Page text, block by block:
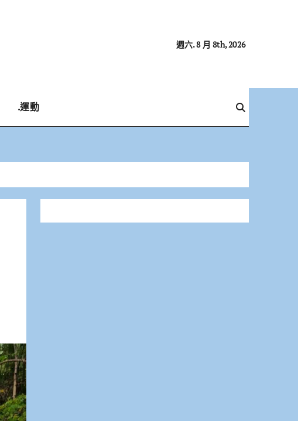
週六. 8 月 8th, 2026
.運動